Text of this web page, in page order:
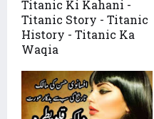
Titanic Ki Kahani -
Titanic Story - Titanic
History - Titanic Ka
Waqia